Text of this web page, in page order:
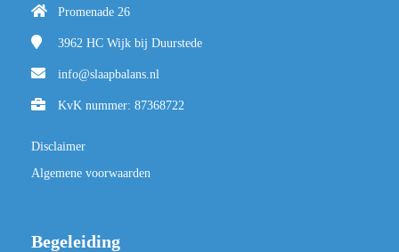
Promenade 26
3962 HC Wijk bij Duurstede
info@slaapbalans.nl
KvK nummer: 87368722
Disclaimer
Algemene voorwaarden
Begeleiding